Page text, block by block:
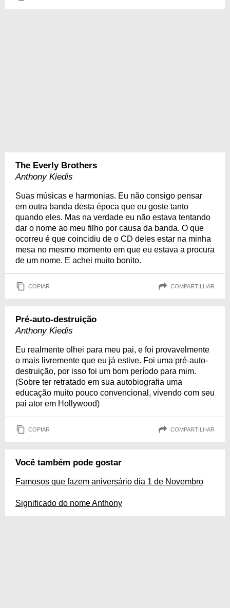
The Everly Brothers
Anthony Kiedis
Suas músicas e harmonias. Eu não consigo pensar
em outra banda desta época que eu goste tanto
quando eles. Mas na verdade eu não estava tentando
dar o nome ao meu filho por causa da banda. O que
ocorreu é que coincidiu de o CD deles estar na minha
mesa no mesmo momento em que eu estava a procura
de um nome. E achei muito bonito.
COPIAR COMPARTILHAR
Pré-auto-destruição
Anthony Kiedis
Eu realmente olhei para meu pai, e foi provavelmente
o mais livremente que eu já estive. Foi uma pré-auto-
destruição, por isso foi um bom período para mim.
(Sobre ter retratado em sua autobiografia uma
educação muito pouco convencional, vivendo com seu
pai ator em Hollywood)
COPIAR COMPARTILHAR
Você também pode gostar
Famosos que fazem aniversário dia 1 de Novembro
Significado do nome Anthony